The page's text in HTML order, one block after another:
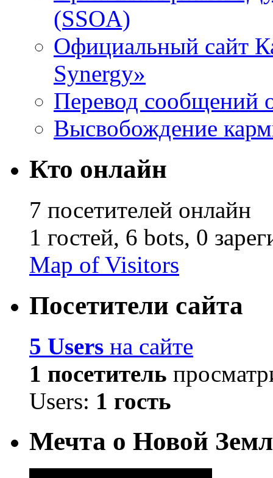
(SSOA)
Официальный сайт
Synergy»
Перевод сообщений
Высвобождение
Кто онлайн
7 посетителей онлайн
1 гостей, 6 bots, 0
Map of Visitors
Посетители сайта
5 Users на сайте
1 посетитель
Users: 1 гость
Мечта о Новой